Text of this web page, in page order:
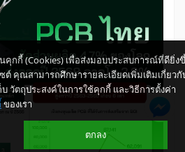
คุกกี้ (Cookies) เพื่อส่งมอบประสบการณ์ที่ดียิ่ง
ต์ คุณสามารถศึกษารายละเอียดเพิ่มเติมเกี่ยวกั
วัตถุประสงค์ในการใช้คุกกี้ และวิธีการตั้งค่า
ของเรา
ตกลง